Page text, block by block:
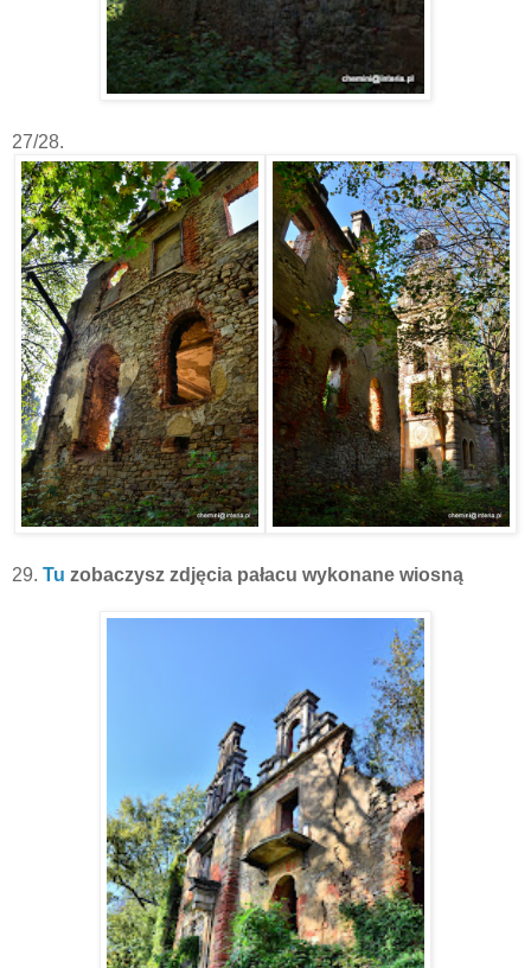
27/28.
29. Tu zobaczysz zdjęcia pałacu wykonane wiosną